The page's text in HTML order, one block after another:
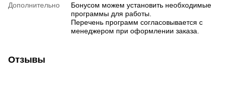
Дополнительно
Бонусом можем установить необходимые
программы для работы.
Перечень программ согласовывается с
менеджером при оформлении заказа.
Отзывы